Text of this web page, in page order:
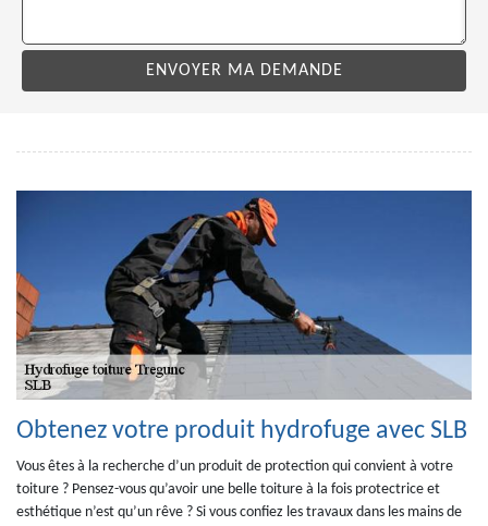
Obtenez votre produit hydrofuge avec SLB
Vous êtes à la recherche d’un produit de protection qui convient à votre
toiture ? Pensez-vous qu’avoir une belle toiture à la fois protectrice et
esthétique n’est qu’un rêve ? Si vous confiez les travaux dans les mains de